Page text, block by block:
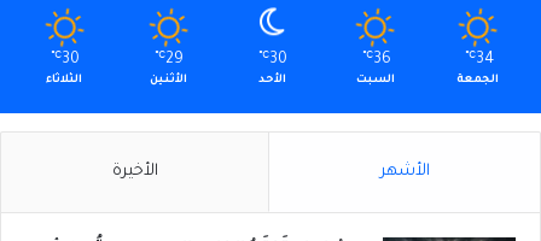
34
℃
الجمعة
36
℃
السبت
30
℃
الأحد
29
℃
الأثنين
30
℃
الثلاثاء
الأشهر الأخيرة